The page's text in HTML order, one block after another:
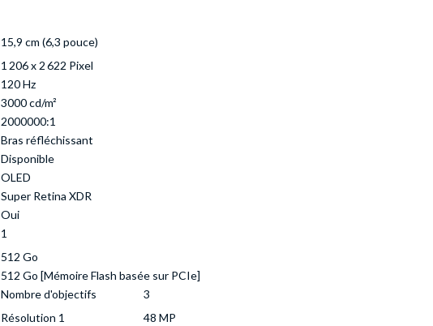
15,9 cm (6,3 pouce)
1 206 x 2 622 Pixel
120 Hz
3000 cd/m²
2000000:1
Bras réfléchissant
Disponible
OLED
Super Retina XDR
Oui
1
512 Go
512 Go [Mémoire Flash basée sur PCIe]
Nombre d'objectifs
3
Résolution 1
48 MP